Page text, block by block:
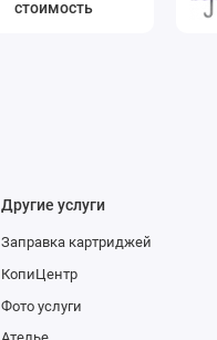
стоимость
Другие услуги
Заправка картриджей
КопиЦентр
Фото услуги